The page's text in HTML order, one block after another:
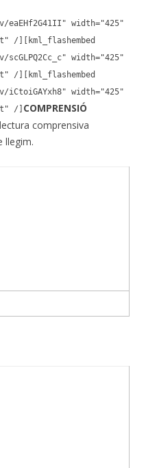
eaEHf2G41II" width="425"
/]
[kml_flashembed
width="425"
/]
[kml_flashembed
iCtoiGAYxh8" width="425"
/] COMPRENSIÓ
comprensiva
llegim.